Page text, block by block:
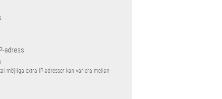
adress
möjliga extra IP-adresser kan variera mellan